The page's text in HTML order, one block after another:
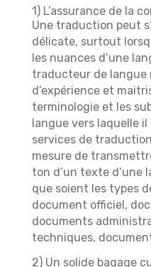
1) L’assurance de la
Une traduction peut
délicate, surtout
les nuances d’une
traducteur de langue
d’expérience et
terminologie et les
langue vers laquelle
services de
mesure de
ton d’un texte d’une
que soient les types
document officiel,
documents
techniques,
2) Un solide bagage